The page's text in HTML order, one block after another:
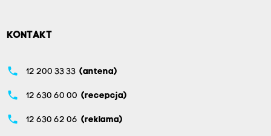
KONTAKT
phone 12 200 33 33 (antena)
phone 12 630 60 00 (recepcja)
phone 12 630 62 06 (reklama)